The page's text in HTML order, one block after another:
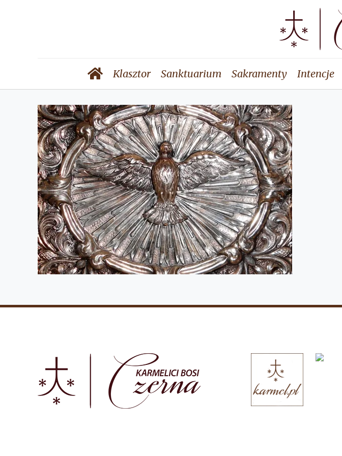
Klasztor Sanktuarium Sakramenty Intencje